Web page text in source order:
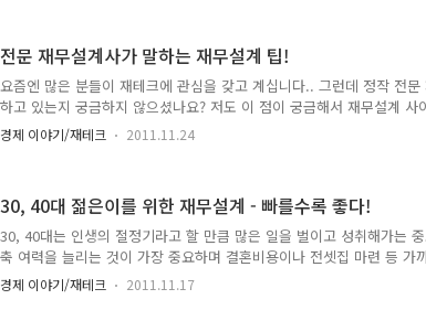
다... 보험가입 그리고 보험 리모델링시 알아두..
전문 재무설계사가 말하는 재무설계 팁!
요즘엔 많은 분들이 재테크에 관심을 갖고 계십니다.. 그런데 정작 전
하고 있는지 궁금하지 않으셨나요? 저도 이 점이 궁금해서 재무설계
설계사들의 인터뷰를 읽어보았습니다.. 그 중에서 가장 궁금했던 점, "
지"와 "일반이 재무설계에 대해 착각하는 것"에 대한 질문에 대한 답변
태 확인하기 혹시 자신이 재테크 방향을 제대로 가고 있..
경제 이야기/재테크 2011.11.24
30, 40대 젊은이를 위한 재무설계 - 빠를수록 좋다!
30, 40대는 인생의 절정기라고 할 만큼 많은 일을 벌이고 성취해가는
축 여력을 늘리는 것이 가장 중요하며 결혼비용이나 전셋집 마련 등 가
만큼 저축을 통해 목돈을 마련해 나가야 합니다.. 특히 결혼이나 전세자
나, 투자손실이 생길 경우 인생 전반에 큰 영향을 미치게 되므로 가능한
경제 이야기/재테크 2011.11.17